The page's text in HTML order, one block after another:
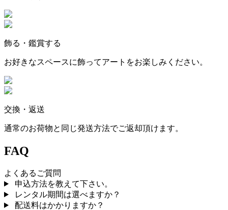
飾る・鑑賞する
お好きなスペースに飾ってアートをお楽しみください。
交換・返送
通常のお荷物と同じ発送方法でご返却頂けます。
FAQ
よくあるご質問
申込方法を教えて下さい。
レンタル期間は選べますか？
配送料はかかりますか？